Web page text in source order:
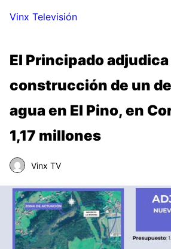
Vinx Televisión
El Principado adjudica
construcción de un
agua en El Pino, en
1,17 millones
Vinx TV